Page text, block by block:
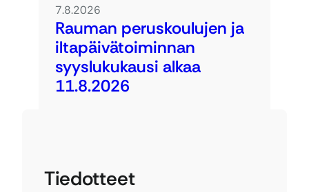
7.8.2026
Rauman peruskoulujen ja
iltapäivätoiminnan
syyslukukausi alkaa
11.8.2026
Tiedotteet